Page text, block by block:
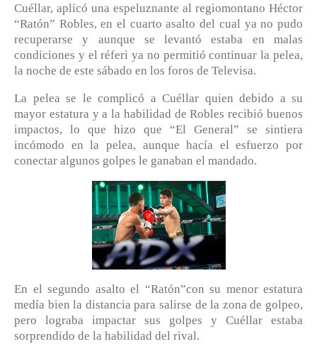
Cuéllar, aplicó una espeluznante al regiomontano Héctor
“Ratón” Robles, en el cuarto asalto del cual ya no pudo
recuperarse y aunque se levantó estaba en malas
condiciones y el réferi ya no permitió continuar la pelea,
la noche de este sábado en los foros de Televisa.
La pelea se le complicó a Cuéllar quien debido a su
mayor estatura y a la habilidad de Robles recibió buenos
impactos, lo que hizo que “El General” se sintiera
incómodo en la pelea, aunque hacía el esfuerzo por
conectar algunos golpes le ganaban el mandado.
En el segundo asalto el “Ratón”con su menor estatura
medía bien la distancia para salirse de la zona de golpeo,
pero lograba impactar sus golpes y Cuéllar estaba
sorprendido de la habilidad del rival.